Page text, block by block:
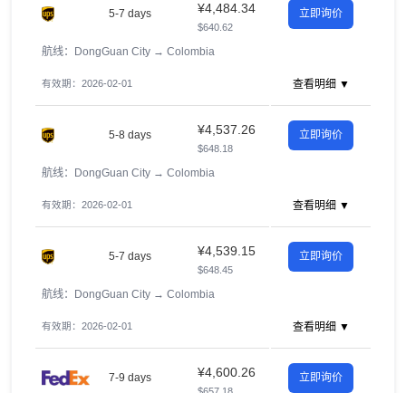
5-7 days ¥4,484.34
$640.62
立即询价
航线：DongGuan City → Colombia
有效期：2026-02-01 查看明细 ▼
5-8 days ¥4,537.26
$648.18
立即询价
航线：DongGuan City → Colombia
有效期：2026-02-01 查看明细 ▼
5-7 days ¥4,539.15
$648.45
立即询价
航线：DongGuan City → Colombia
有效期：2026-02-01 查看明细 ▼
7-9 days ¥4,600.26 立即询价